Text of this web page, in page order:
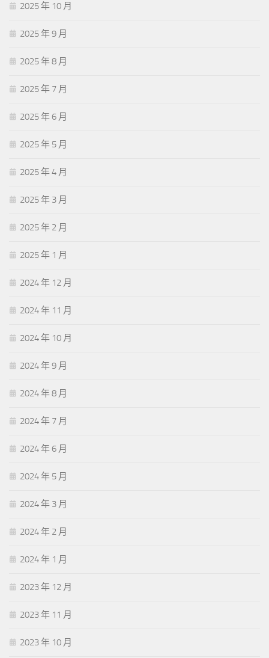
2025 年 10 月
2025 年 9 月
2025 年 8 月
2025 年 7 月
2025 年 6 月
2025 年 5 月
2025 年 4 月
2025 年 3 月
2025 年 2 月
2025 年 1 月
2024 年 12 月
2024 年 11 月
2024 年 10 月
2024 年 9 月
2024 年 8 月
2024 年 7 月
2024 年 6 月
2024 年 5 月
2024 年 3 月
2024 年 2 月
2024 年 1 月
2023 年 12 月
2023 年 11 月
2023 年 10 月